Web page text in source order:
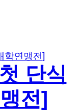
단식
전]